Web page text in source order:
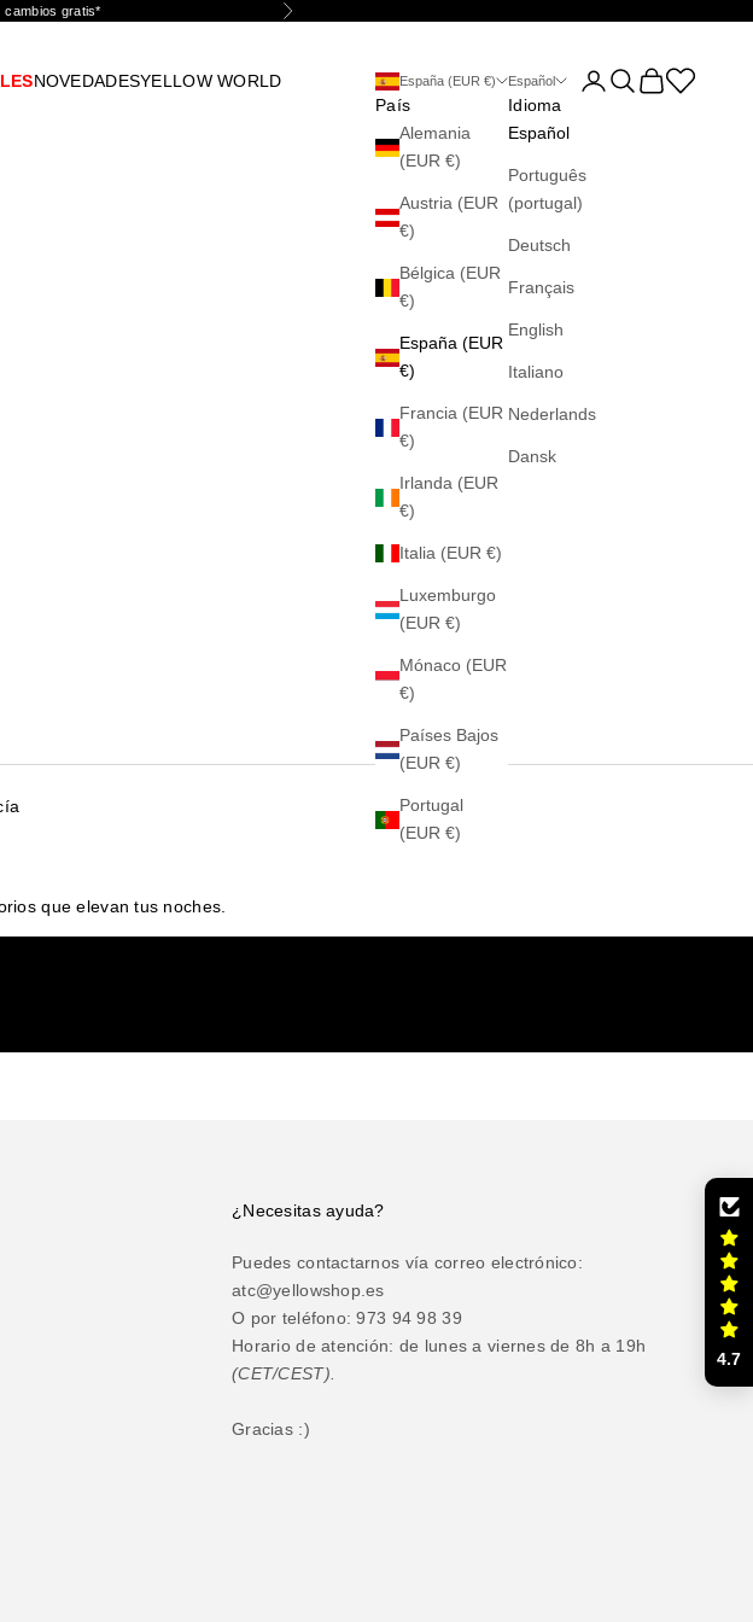
cambios gratis* Siguiente
NOVEDADESYELLOW WORLD España (EUR €)
País
Alemania
(EUR €)
Austria (EUR
€)
Bélgica (EUR
€)
España (EUR
€)
Francia (EUR
€)
Irlanda (EUR
€)
Italia (EUR €)
Luxemburgo
(EUR €)
Mónaco (EUR
€)
Países Bajos
(EUR €)
Portugal
(EUR €)
Español
Idioma
Español
Português
(portugal)
Deutsch
Français
English
Italiano
Nederlands
Dansk
Abrir página de la
Abrir búsqueda
Abrir cesta
Abrir la
que elevan tus noches.
¿Necesitas ayuda?
Puedes contactarnos vía correo electrónico:
atc@yellowshop.es
O por teléfono: 973 94 98 39
Horario de atención: de lunes a viernes de 8h a 19h
(CET/CEST).
Gracias :)
4.7